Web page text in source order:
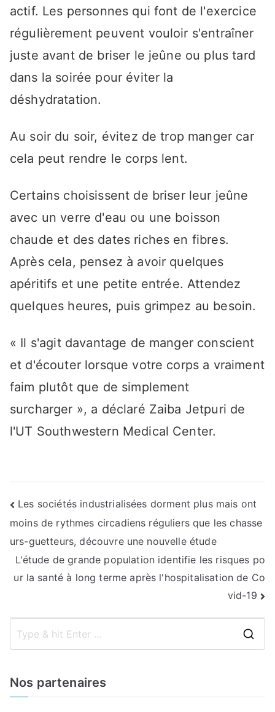
actif. Les personnes qui font de l'exercice
régulièrement peuvent vouloir s'entraîner
juste avant de briser le jeûne ou plus tard
dans la soirée pour éviter la
déshydratation.
Au soir du soir, évitez de trop manger car
cela peut rendre le corps lent.
Certains choisissent de briser leur jeûne
avec un verre d'eau ou une boisson
chaude et des dates riches en fibres.
Après cela, pensez à avoir quelques
apéritifs et une petite entrée. Attendez
quelques heures, puis grimpez au besoin.
« Il s'agit davantage de manger conscient
et d'écouter lorsque votre corps a vraiment
faim plutôt que de simplement
surcharger », a déclaré Zaiba Jetpuri de
l'UT Southwestern Medical Center.
Navigation
de
l’article
Les sociétés industrialisées dorment plus mais ont
moins de rythmes circadiens réguliers que les chasse
urs-guetteurs, découvre une nouvelle étude
L'étude de grande population identifie les risques po
ur la santé à long terme après l'hospitalisation de Co
vid-19
Nos partenaires